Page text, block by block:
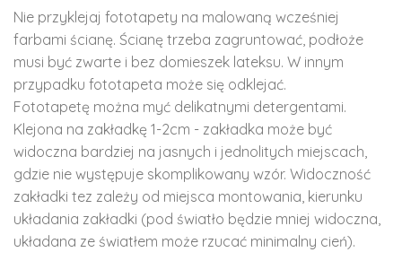
Nie przyklejaj fototapety na malowaną wcześniej
farbami ścianę. Ścianę trzeba zagruntować, podłoże
musi być zwarte i bez domieszek lateksu. W innym
przypadku fototapeta może się odklejać.
Fototapetę można myć delikatnymi detergentami.
Klejona na zakładkę 1-2cm - zakładka może być
widoczna bardziej na jasnych i jednolitych miejscach,
gdzie nie występuje skomplikowany wzór. Widoczność
zakładki tez zależy od miejsca montowania, kierunku
układania zakładki (pod światło będzie mniej widoczna,
układana ze światłem może rzucać minimalny cień).